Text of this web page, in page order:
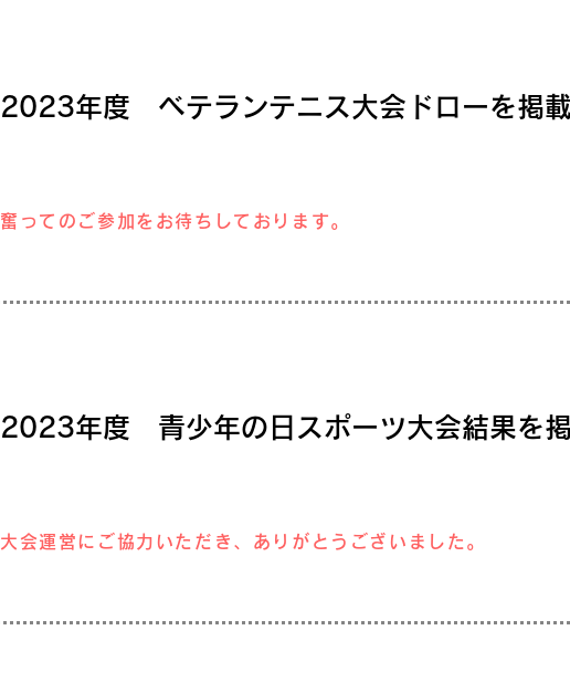
2023年度 ベテランテニス大会ドローを掲
奮ってのご参加をお待ちしております。
2023年度 青少年の日スポーツ大会結果を
大会運営にご協力いただき、ありがとうございました。